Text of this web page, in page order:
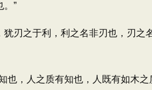
”
刃之于利，利之名非刃也，刃之
，人之质有知也，人既有如木之